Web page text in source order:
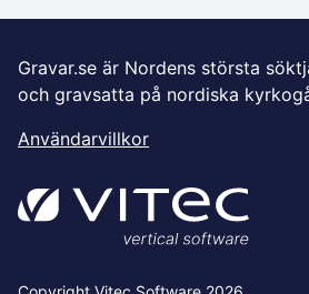
Gravar.se är Nordens största
och gravsatta på nordiska
Användarvillkor